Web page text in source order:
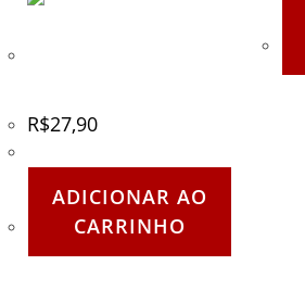
R$27,90
ADICIONAR AO
CARRINHO